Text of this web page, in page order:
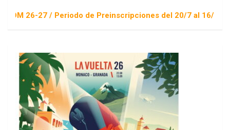
27 / Periodo de Preinscripciones del 20/7 al 16/8 / Sorteo 1